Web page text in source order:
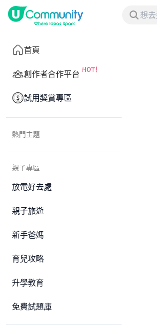
首頁
創作者合作平台
試用獎賞專區
熱門主題
親子專區
放電好去處
親子旅遊
新手爸媽
育兒攻略
升學教育
免費試題庫